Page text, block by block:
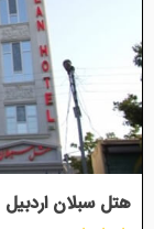
هتل سبلان اردبیل